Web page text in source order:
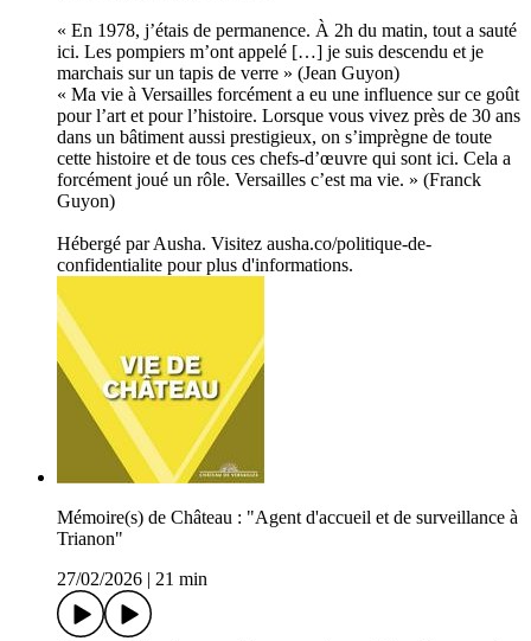
« En 1978, j’étais de permanence. À 2h du matin, tout a sauté
ici. Les pompiers m’ont appelé […] je suis descendu et je
marchais sur un tapis de verre » (Jean Guyon)
« Ma vie à Versailles forcément a eu une influence sur ce goût
pour l’art et pour l’histoire. Lorsque vous vivez près de 30 ans
dans un bâtiment aussi prestigieux, on s’imprègne de toute
cette histoire et de tous ces chefs-d’œuvre qui sont ici. Cela a
forcément joué un rôle. Versailles c’est ma vie. » (Franck
Guyon)
Hébergé par Ausha. Visitez ausha.co/politique-de-
confidentialite pour plus d'informations.
Mémoire(s) de Château : "Agent d'accueil et de surveillance à
Trianon"
27/02/2026
21 min